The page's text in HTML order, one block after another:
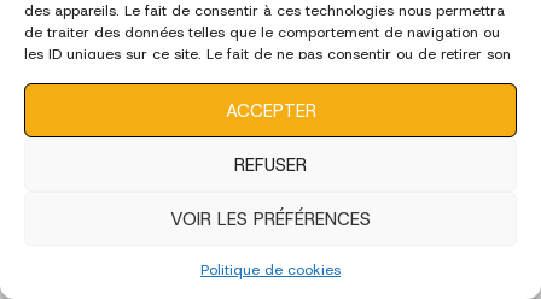
des appareils. Le fait de consentir à ces technologies nous permettra
de traiter des données telles que le comportement de navigation ou
les ID uniques sur ce site. Le fait de ne pas consentir ou de retirer son
ACCEPTER
REFUSER
VOIR LES PRÉFÉRENCES
Politique de cookies